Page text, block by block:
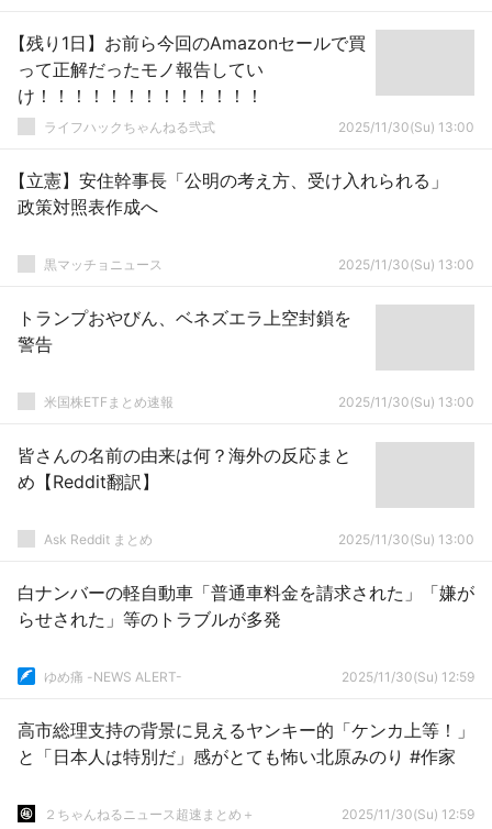
【残り1日】お前ら今回のAmazonセールで買
って正解だったモノ報告してい
け！！！！！！！！！！！！！
ライフハックちゃんねる弐式 2025/11/30(Su) 13:00
【立憲】安住幹事長「公明の考え方、受け入れられる」
政策対照表作成へ
黒マッチョニュース 2025/11/30(Su) 13:00
トランプおやびん、ベネズエラ上空封鎖を
警告
米国株ETFまとめ速報 2025/11/30(Su) 13:00
皆さんの名前の由来は何？海外の反応まと
め【Reddit翻訳】
Ask Reddit まとめ 2025/11/30(Su) 13:00
白ナンバーの軽自動車「普通車料金を請求された」「嫌が
らせされた」等のトラブルが多発
ゆめ痛 -NEWS ALERT- 2025/11/30(Su) 12:59
高市総理支持の背景に見えるヤンキー的「ケンカ上等！」
と「日本人は特別だ」感がとても怖い北原みのり #作家
２ちゃんねるニュース超速まとめ＋ 2025/11/30(Su) 12:59